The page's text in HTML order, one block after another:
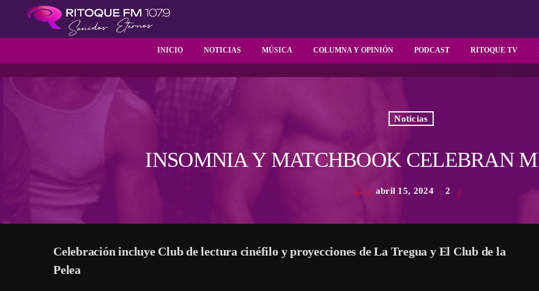
INICIO NOTICIAS MÚSICA COLUMNA Y OPINIÓN PODCAST RITOQUE TV
Noticias
INSOMNIA Y MATCHBOOK CELEBRAN
today abril 15, 2024 2
Celebración incluye Club de lectura cinéfilo y proyecciones de La Tregua y El Club de la
Pelea